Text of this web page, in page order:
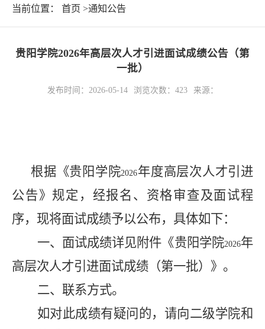
当前位置： 首页 >通知公告
贵阳学院2026年高层次人才引进面试成绩公告（第
一批）
发布时间：2026-05-14 浏览次数： 423 来源：
根据《贵阳学院2026年度高层次人才引进
公告》规定，经报名、资格审查及面试程
序，现将面试成绩予以公布，具体如下：
一、面试成绩详见附件《贵阳学院2026年
高层次人才引进面试成绩（第一批）》。
二、联系方式。
如对此成绩有疑问的，请向二级学院和